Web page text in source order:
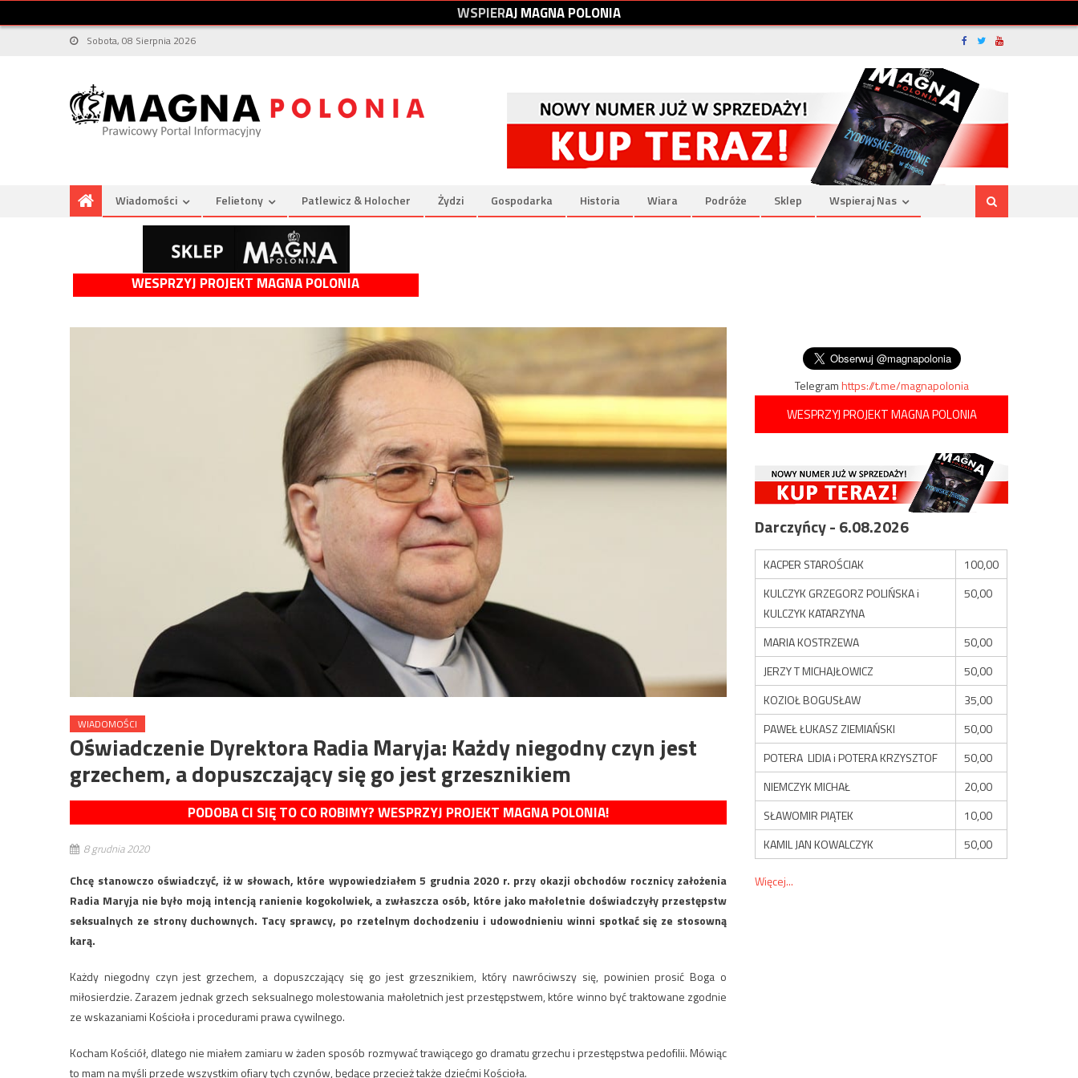
WSPIERAJMAGNAPOLONIA
Sobota, 08 Sierpnia 2026
Wiadomości Felietony Patlewicz & Holocher Żydzi Gospodarka Historia Wiara Podróże Sklep Wspieraj Nas
WESPRZYJ PROJEKT MAGNA POLONIA
WIADOMOŚCI
Oświadczenie Dyrektora Radia Maryja: Każdy niegodny czyn jest
grzechem, a dopuszczający się go jest grzesznikiem
PODOBA CI SIĘ TO CO ROBIMY? WESPRZYJ PROJEKT MAGNA POLONIA!
8 grudnia 2020
Chcę stanowczo oświadczyć, iż w słowach, które wypowiedziałem 5 grudnia 2020 r. przy okazji obchodów rocznicy założenia
Radia Maryja nie było moją intencją ranienie kogokolwiek, a zwłaszcza osób, które jako małoletnie doświadczyły przestępstw
seksualnych ze strony duchownych. Tacy sprawcy, po rzetelnym dochodzeniu i udowodnieniu winni spotkać się ze stosowną
karą.
Każdy niegodny czyn jest grzechem, a dopuszczający się go jest grzesznikiem, który nawróciwszy się, powinien prosić Boga o
miłosierdzie. Zarazem jednak grzech seksualnego molestowania małoletnich jest przestępstwem, które winno być traktowane zgodnie
ze wskazaniami Kościoła i procedurami prawa cywilnego.
Kocham Kościół, dlatego nie miałem zamiaru w żaden sposób rozmywać trawiącego go dramatu grzechu i przestępstwa pedofilii. Mówiąc
to mam na myśli przede wszystkim ofiary tych czynów, będące przecież także dziećmi Kościoła.
Telegramhttps://t.me/magnapolonia
WESPRZYJ PROJEKT MAGNA POLONIA
Darczyńcy - 6.08.2026
KACPER STAROŚCIAK
100,00
KULCZYK GRZEGORZ POLIŃSKA i
KULCZYK KATARZYNA
50,00
MARIA KOSTRZEWA
50,00
JERZY T MICHAJŁOWICZ
50,00
KOZIOŁ BOGUSŁAW
35,00
PAWEŁ ŁUKASZ ZIEMIAŃSKI
50,00
POTERA LIDIA i POTERA KRZYSZTOF
50,00
NIEMCZYK MICHAŁ
20,00
SŁAWOMIR PIĄTEK
10,00
KAMIL JAN KOWALCZYK
50,00
Więcej...